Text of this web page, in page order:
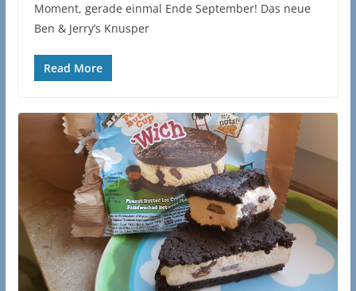
Moment, gerade einmal Ende September! Das neue
Ben & Jerry’s Knusper
Read More